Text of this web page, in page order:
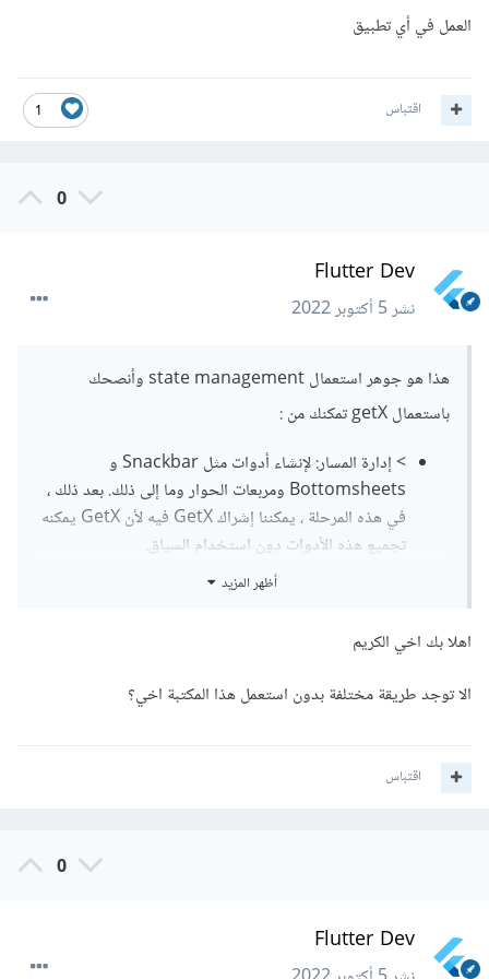
العمل في أي تطبيق
1 اقتباس
0
Flutter Dev
نشر5 أكتوبر 2022
هذا هو جوهر استعمال state management وأنصحك
باستعمال getX تمكنك من :
> إدارة المسار: لإنشاء أدوات مثل Snackbar و
Bottomsheets ومربعات الحوار وما إلى ذلك. بعد ذلك ،
في هذه المرحلة ، يمكننا إشراك GetX فيه لأن GetX يمكنه
تجميع هذه الأدوات دون استخدام السياق.
> أداء عالٍ: تستخدم GetX أصولًا أقل كما هو متوقع. لا
المنخفضان للخمول لزيادة تطوير التنفيذ.
> كود أقل: قد تكون سئمت من تنفيذ نموذج الكتلة في نمط
الكتلة وإهدار طاقة التطوير على أكواد غير ضرورية. الوقت
معياري. يمكنك إنجاز نفس الشيء بشكل أسرع بكثير ،
> لا يوجد توليد للكود: هناك سبب مقنع للحاجة إلى استخدام
أظهر المزيد
اهلا بك اخي الكريم
الا توجد طريقة مختلفة بدون استعمل هذا المكتبة اخي؟
اقتباس
0
Flutter Dev